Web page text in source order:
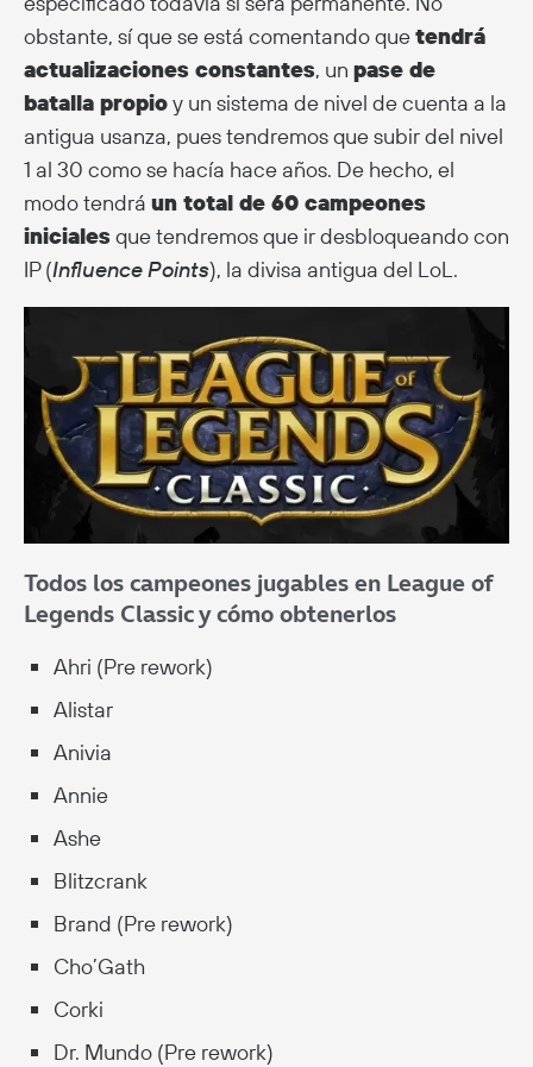
obstante, sí que se está comentando quetendrá
actualizaciones constantes, un pase de
batalla propioy un sistema de nivel de cuenta a la
antigua usanza, pues tendremos que subir del nivel
1 al 30 como se hacía hace años. De hecho, el
modo tendrá un total de 60 campeones
iniciales que tendremos que ir desbloqueando con
IP (Influence Points), la divisa antigua del LoL.
Todos los campeones jugables en League of
Legends Classic y cómo obtenerlos
Ahri (Pre rework)
Alistar
Anivia
Annie
Ashe
Blitzcrank
Brand (Pre rework)
Cho’Gath
Corki
Dr. Mundo (Pre rework)